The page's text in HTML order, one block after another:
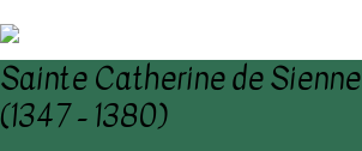
Sainte Catherine de Sienne
(1347 - 1380)